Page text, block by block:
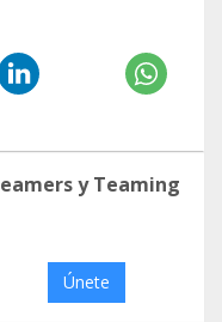
y Teaming
Únete